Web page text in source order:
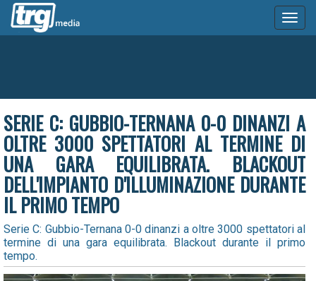
SERIE C: GUBBIO-TERNANA 0-0 DINANZI A
OLTRE 3000 SPETTATORI AL TERMINE DI
UNA GARA EQUILIBRATA. BLACKOUT
DELL'IMPIANTO D'ILLUMINAZIONE DURANTE
IL PRIMO TEMPO
Serie C: Gubbio-Ternana 0-0 dinanzi a oltre 3000 spettatori al
termine di una gara equilibrata. Blackout durante il primo
tempo.